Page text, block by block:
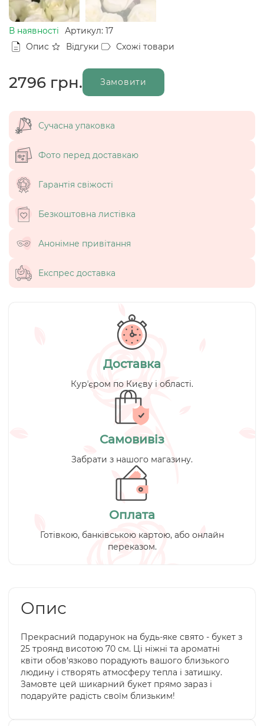
В наявності
Артикул: 17
Опис
Відгуки Схожі товари
2796 грн. Замовити
Сучасна упаковка
Фото перед доставкаю
Гарантія свіжості
Безкоштовна листівка
Анонімне привітання
Експрес доставка
Доставка
Курʼєром по Києву і області.
Самовивіз
Забрати з нашого магазину.
Оплата
Готівкою, банківською картою, або онлайн
переказом.
Опис
Прекрасний подарунок на будь-яке свято - букет з
25 троянд висотою 70 см. Ці ніжні та ароматні
квіти обов'язково порадують вашого близького
людину і створять атмосферу тепла і затишку.
Замовте цей шикарний букет прямо зараз і
подаруйте радість своїм близьким!